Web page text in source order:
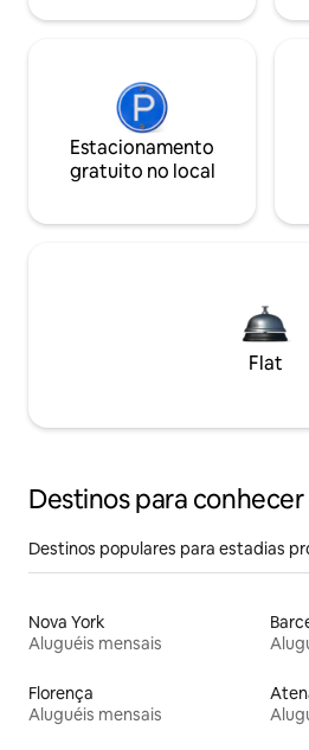
Estacionamento
gratuito no local
Flat
Destinos para conhecer
Destinos populares para estadias
Nova York
Aluguéis mensais
Florença
Aluguéis mensais